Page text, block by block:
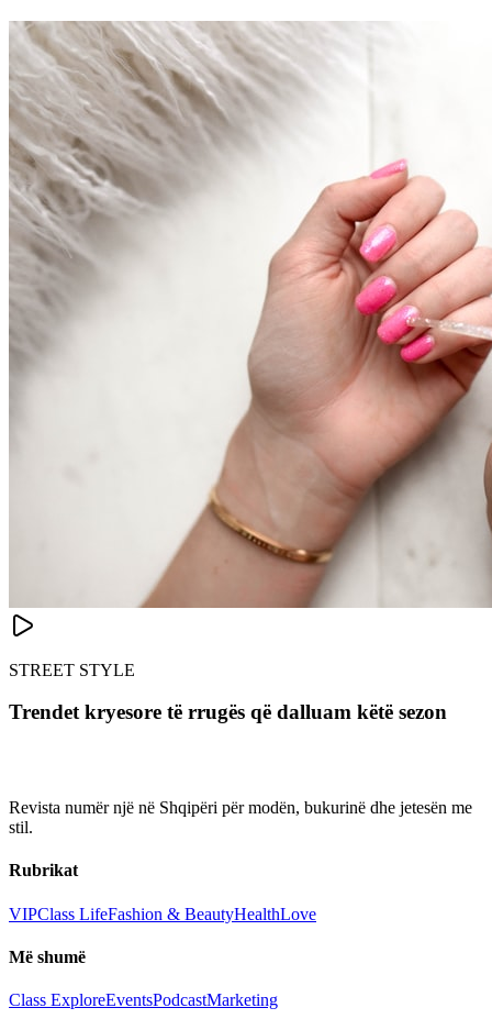
STREET STYLE
Trendet kryesore të rrugës që dalluam këtë sezon
Revista numër një në Shqipëri për modën, bukurinë dhe jetesën me
stil.
Rubrikat
VIPClass LifeFashion & BeautyHealthLove
Më shumë
Class ExploreEventsPodcastMarketing